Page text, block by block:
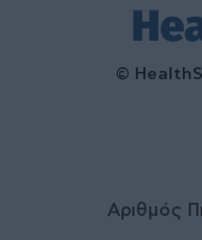
©
Αριθμός